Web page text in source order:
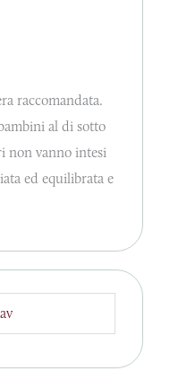
raccomandata.
al di sotto
non vanno intesi
ed equilibrata e